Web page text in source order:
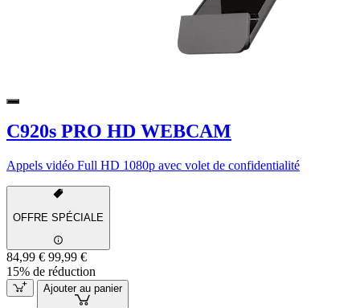
C920s PRO HD WEBCAM
Appels vidéo Full HD 1080p avec volet de confidentialité
OFFRE SPÉCIALE
84,99 € 99,99 €
15% de réduction
Ajouter au panier